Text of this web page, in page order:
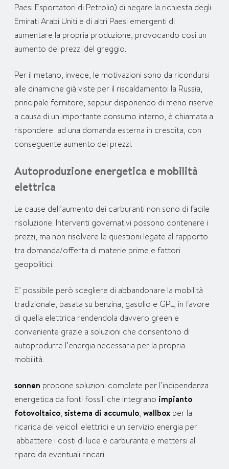
Paesi Esportatori di Petrolio) di negare la richiesta degli
Emirati Arabi Uniti e di altri Paesi emergenti di
aumentare la propria produzione, provocando così un
aumento dei prezzi del greggio.
Per il metano, invece, le motivazioni sono da ricondursi
alle dinamiche già viste per il riscaldamento: la Russia,
principale fornitore, seppur disponendo di meno riserve
a causa di un importante consumo interno, è chiamata a
rispondere ad una domanda esterna in crescita, con
conseguente aumento dei prezzi.
Autoproduzione energetica e mobilità
elettrica
Le cause dell’aumento dei carburanti non sono di facile
risoluzione. Interventi governativi possono contenere i
prezzi, ma non risolvere le questioni legate al rapporto
tra domanda/offerta di materie prime e fattori
geopolitici.
E’ possibile però scegliere di abbandonare la mobilità
tradizionale, basata su benzina, gasolio e GPL, in favore
di quella elettrica rendendola davvero green e
conveniente grazie a soluzioni che consentono di
autoprodurre l’energia necessaria per la propria
mobilità.
sonnen propone soluzioni complete per l’indipendenza
energetica da fonti fossili che integrano impianto
fotovoltaico, sistema di accumulo, wallbox per la
ricarica dei veicoli elettrici e un servizio energia per
abbattere i costi di luce e carburante e mettersi al
riparo da eventuali rincari.